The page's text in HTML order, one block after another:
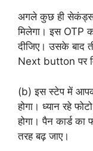
अगले कुछ ही
मिलेगा। इस OTP
दीजिए। उसके बाद
Next button पर
(b) इस स्टेप में
होगा। ध्यान रहे
होगा। पैन कार्ड
तरह बढ़ जाए।